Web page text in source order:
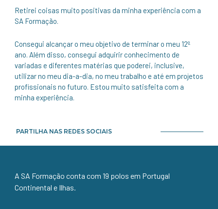
Retirei coisas muito positivas da minha experiência com a
SA Formação.
Consegui alcançar o meu objetivo de terminar o meu 12º
ano. Além disso, consegui adquirir conhecimento de
variadas e diferentes matérias que poderei, inclusive,
utilizar no meu dia-a-dia, no meu trabalho e até em projetos
profissionais no futuro. Estou muito satisfeita com a
minha experiência.
PARTILHA NAS REDES SOCIAIS
A SA Formação conta com 19 polos em Portugal
Continental e Ilhas.